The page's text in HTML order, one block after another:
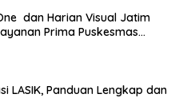
dan Harian Visual Jatim
Prima Puskesmas
LASIK, Panduan Lengkap dan